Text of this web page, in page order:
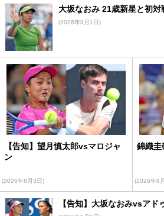
大坂なおみ 21歳新星と初対
(2026年8月1日)
【告知】望月慎太郎vsマロジャ
ン
(2026年8月3日)
錦織圭
(2026年8
【告知】大坂なおみvsアド